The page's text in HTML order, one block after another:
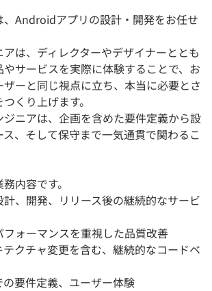
、Androidアプリの設計・開発をお任せ
は、ディレクターやデザイナーととも
サービスを実際に体験することで、お
ーと同じ視点に立ち、本当に必要とさ
くり上げます。
ジニアは、企画を含めた要件定義から設
、そして保守まで一気通貫で関わるこ
内容です。
計、開発、リリース後の継続的なサービ
フォーマンスを重視した品質改善
テクチャ変更を含む、継続的なコードベ
の要件定義、ユーザー体験